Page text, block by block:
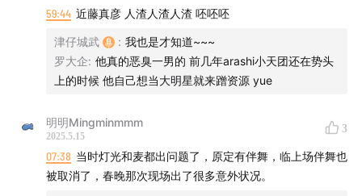
打开这扇任意门，走进梅艳芳的百变世界！
【港乐天后】相关单集：
56.港女天后风华录①：从夜总会到春晚，香江初代真“浪
59:44 近藤真彦 人渣人渣人渣 呸呸呸
津仔城武 : 我也是才知道~~~
罗大企: 他真的恶臭一男的 前几年arashi小天团还在势头
上的时候 他自己想当大明星就来蹭资源 yue
明明Mingminmmm
2025.5.15
3
07:38 当时灯光和麦都出问题了，原定有伴舞，临上场伴舞也
被取消了，春晚那次现场出了很多意外状况。